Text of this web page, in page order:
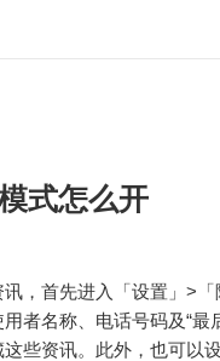
式怎么开
，首先进入「设置」>
者名称、电话号码及“最
这些资讯。此外，也可